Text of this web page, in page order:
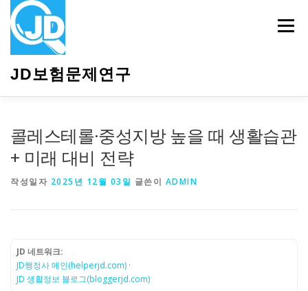
JD보험문제연구
메뉴
콜레스테롤·중성지방 높을 때 생활습관
+ 미래 대비 전략
작성일자 2025년 12월 03일 글쓴이 ADMIN
JD 네트워크:
JD행정사 메인(helperjd.com) ·
JD 생활정보 블로그(bloggerjd.com)